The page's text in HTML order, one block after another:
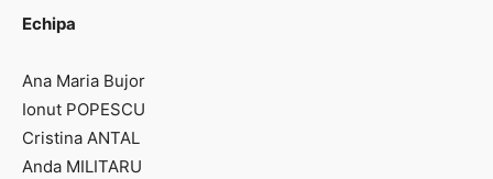
Echipa
Ana Maria Bujor
Ionut POPESCU
Cristina ANTAL
Anda MILITARU